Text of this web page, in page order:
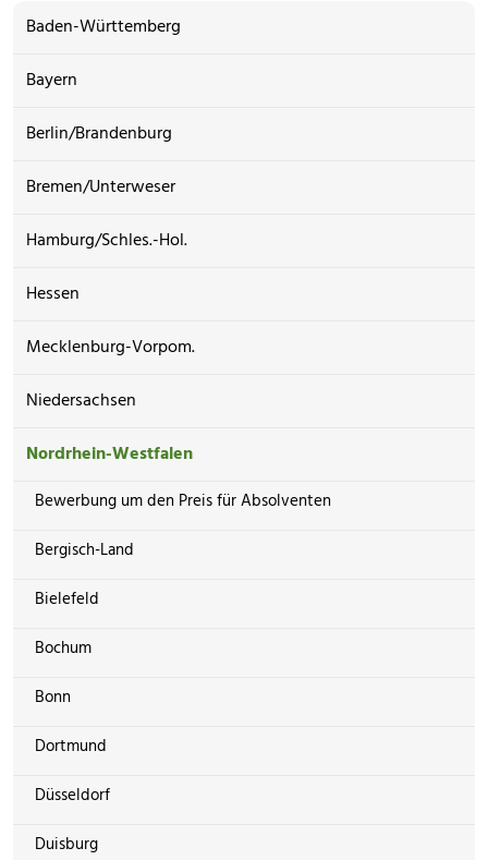
Baden-Württemberg
Bayern
Berlin/Brandenburg
Bremen/Unterweser
Hamburg/Schles.-Hol.
Hessen
Mecklenburg-Vorpom.
Niedersachsen
Nordrhein-Westfalen
Bewerbung um den Preis für Absolventen
Bergisch-Land
Bielefeld
Bochum
Bonn
Dortmund
Düsseldorf
Duisburg